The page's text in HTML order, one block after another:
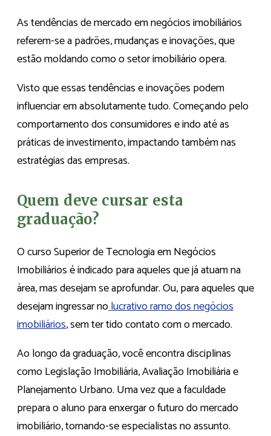
As tendências de mercado em negócios imobiliários
referem-se a padrões, mudanças e inovações, que
estão moldando como o setor imobiliário opera.
Visto que essas tendências e inovações podem
influenciar em absolutamente tudo. Começando pelo
comportamento dos consumidores e indo até as
práticas de investimento, impactando também nas
estratégias das empresas.
Quem deve cursar esta
graduação?
O curso Superior de Tecnologia em Negócios
Imobiliários é indicado para aqueles que já atuam na
área, mas desejam se aprofundar. Ou, para aqueles que
desejam ingressar nolucrativo ramo dos negócios
imobiliários, sem ter tido contato com o mercado.
Ao longo da graduação, você encontra disciplinas
como Legislação Imobiliária, Avaliação Imobiliária e
Planejamento Urbano. Uma vez que a faculdade
prepara o aluno para enxergar o futuro do mercado
imobiliário, tornando-se especialistas no assunto.